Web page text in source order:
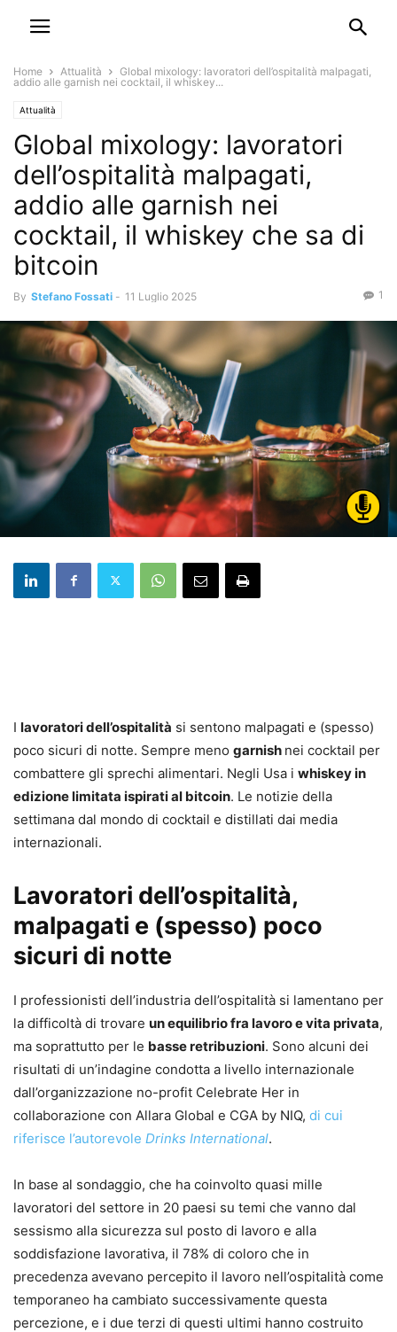
Home Attualità
Global mixology: lavoratori dell’ospitalità malpagati,
addio alle garnish nei cocktail, il whiskey...
Attualità
Global mixology: lavoratori
dell’ospitalità malpagati,
addio alle garnish nei
cocktail, il whiskey che sa di
bitcoin
By Stefano Fossati - 11 Luglio 2025 1
I lavoratori dell’ospitalità si sentono malpagati e (spesso)
poco sicuri di notte. Sempre meno garnish nei cocktail per
combattere gli sprechi alimentari. Negli Usa i whiskey in
edizione limitata ispirati al bitcoin. Le notizie della
settimana dal mondo di cocktail e distillati dai media
internazionali.
Lavoratori dell’ospitalità,
malpagati e (spesso) poco
sicuri di notte
I professionisti dell’industria dell’ospitalità si lamentano per
la difficoltà di trovare un equilibrio fra lavoro e vita privata,
ma soprattutto per le basse retribuzioni. Sono alcuni dei
risultati di un’indagine condotta a livello internazionale
dall’organizzazione no-profit Celebrate Her in
collaborazione con Allara Global e CGA by NIQ, di cui
riferisce l’autorevole Drinks International.
In base al sondaggio, che ha coinvolto quasi mille
lavoratori del settore in 20 paesi su temi che vanno dal
sessismo alla sicurezza sul posto di lavoro e alla
soddisfazione lavorativa, il 78% di coloro che in
precedenza avevano percepito il lavoro nell’ospitalità come
temporaneo ha cambiato successivamente questa
percezione, e i due terzi di questi ultimi hanno costruito